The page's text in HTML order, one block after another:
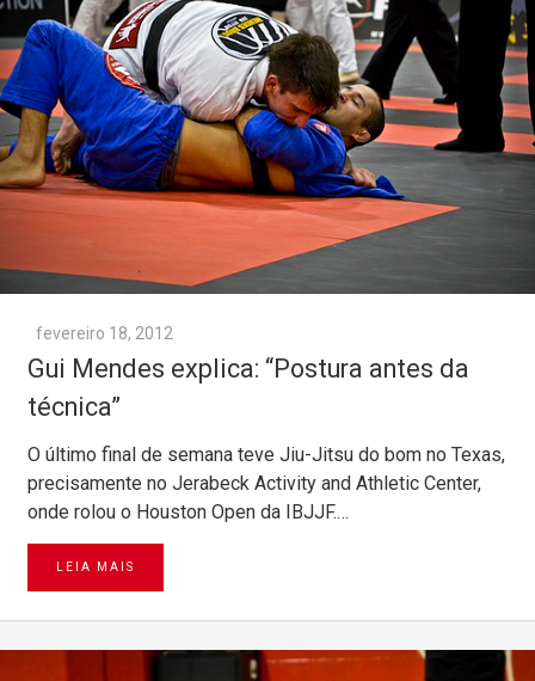
fevereiro 18, 2012
Gui Mendes explica: “Postura antes da
técnica”
O último final de semana teve Jiu-Jitsu do bom no Texas,
precisamente no Jerabeck Activity and Athletic Center,
onde rolou o Houston Open da IBJJF.…
LEIA MAIS